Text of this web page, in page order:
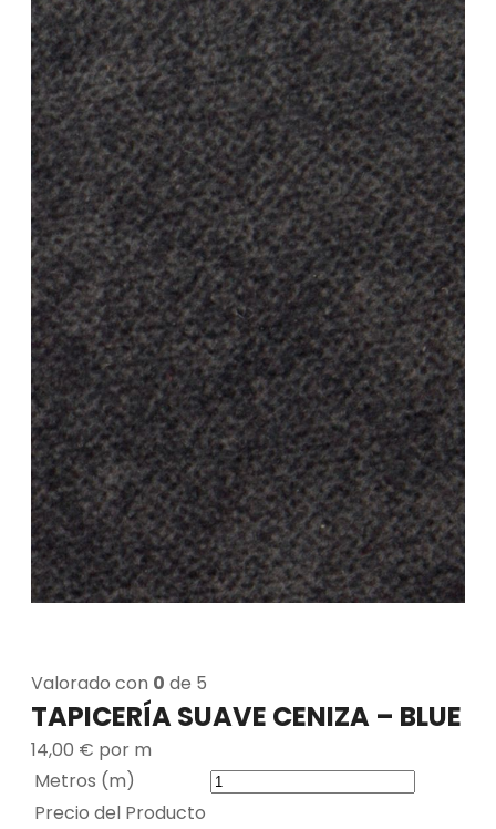
Valorado con 0 de 5
TAPICERÍA SUAVE CENIZA – BLUE
14,00 € por m
Metros (m)
Precio del Producto